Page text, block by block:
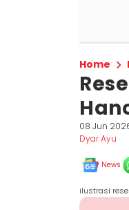
Home
08 Jun
Dyar Ayu
News
ilustrasi